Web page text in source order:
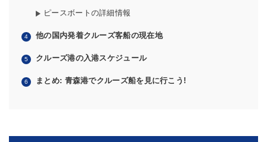
ピースボートの詳細情報
他の国内発着クルーズ客船の現在地
クルーズ港の入港スケジュール
まとめ: 青森港でクルーズ船を見に行こう!